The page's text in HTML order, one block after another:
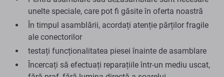
unelte speciale, care pot fi găsite în oferta noastră
În timpul asamblării, acordați atenție părților fragile
ale conectorilor
testați funcționalitatea piesei înainte de asamblare
Încercați să efectuați reparațiile într-un mediu uscat,